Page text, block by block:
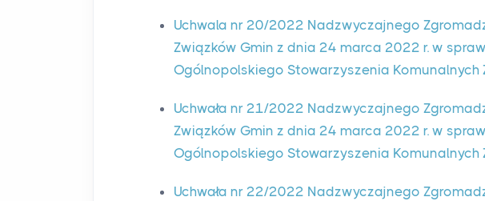
Uchwala nr 20/2022 Nadzwyczajnego
Związków Gmin z dnia 24 marca 2022 r. w
Ogólnopolskiego Stowarzyszenia Komunalnych
Uchwała nr 21/2022 Nadzwyczajnego
Związków Gmin z dnia 24 marca 2022 r. w
Ogólnopolskiego Stowarzyszenia Komunalnych
Uchwała nr 22/2022 Nadzwyczajnego